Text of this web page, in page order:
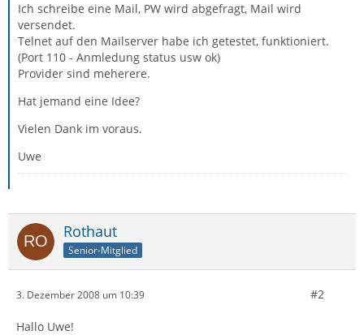
Ich schreibe eine Mail, PW wird abgefragt, Mail wird
versendet.
Telnet auf den Mailserver habe ich getestet, funktioniert.
(Port 110 - Anmledung status usw ok)
Provider sind meherere.
Hat jemand eine Idee?
Vielen Dank im voraus.
Uwe
Rothaut
Senior-Mitglied
3. Dezember 2008 um 10:39 #2
Hallo Uwe!